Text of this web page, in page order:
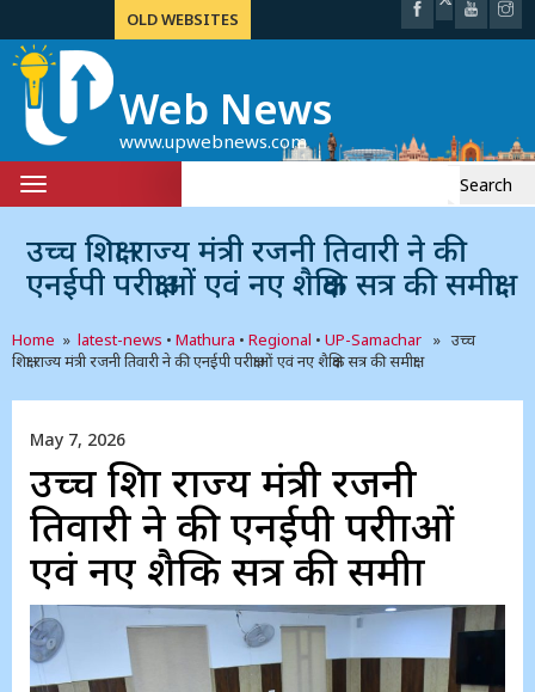
OLD WEBSITES
Web News
www.upwebnews.com
Toggle
navigation
उच्च शिक्षा राज्य मंत्री रजनी तिवारी ने की
एनईपी परीक्षाओं एवं नए शैक्षिक सत्र की समीक्षा
Home » latest-news • Mathura • Regional • UP-Samachar » उच्च
शिक्षा राज्य मंत्री रजनी तिवारी ने की एनईपी परीक्षाओं एवं नए शैक्षिक सत्र की समीक्षा
May 7, 2026
उच्च शिक्षा राज्य मंत्री रजनी
तिवारी ने की एनईपी परीक्षाओं
एवं नए शैक्षिक सत्र की समीक्षा